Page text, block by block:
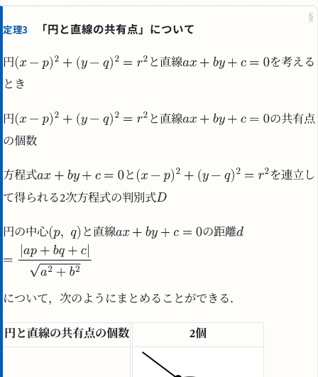
§
定理3 「円と直線の共有点」について
円 と直線
を考える
とき
円 と直線
の共有点
の個数
方程式 と
を連立し
て得られる2次方程式の判別式
円の中心 と直線 の距離
について，次のようにまとめることができる．
円と直線の共有点の個数 2個